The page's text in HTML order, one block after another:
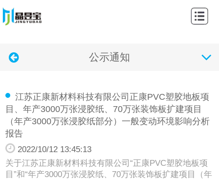
网
们
中
闻
态
展
示
示
通
联
系
公示通知
江苏正康新材料科技有限公司正康PVC塑胶地板项
目、年产3000万张浸胶纸、70万张装饰板扩建项目
（年产3000万张浸胶纸部分）一般变动环境影响分析
报告
2022/10/12 13:45:13
关于江苏正康新材料科技有限公司“正康PVC塑胶地板项
目”和“年产3000万张浸胶纸、70万张装饰板扩建项目（年